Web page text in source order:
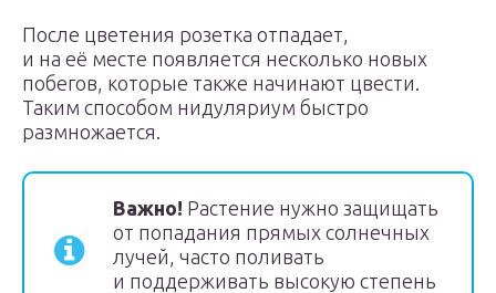
После цветения розетка отпадает,
и на её месте появляется несколько новых
побегов, которые также начинают цвести.
Таким способом нидуляриум быстро
размножается.
Важно! Растение нужно защищать
от попадания прямых солнечных
лучей, часто поливать
и поддерживать высокую степень